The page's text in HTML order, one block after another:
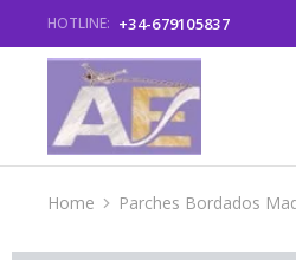
HOTLINE: +34-679105837
You are here:
Home Parches Bordados